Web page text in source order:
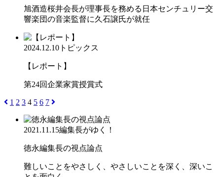
旭酒造桜井会長が理事長を務める日本センチュリー交
響楽団の音楽監督に久石譲氏が就任
2024.12.10 トピックス
【レポート】
第24回企業家賞授賞式
1 2 3 4 5 6 7
2021.11.15編集長がゆく！
徳永編集長の視点論点
難しいことをやさしく、やさしいことを深く、深いこ